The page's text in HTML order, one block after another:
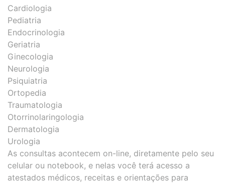
Cardiologia
Pediatria
Endocrinologia
Geriatria
Ginecologia
Neurologia
Psiquiatria
Ortopedia
Traumatologia
Otorrinolaringologia
Dermatologia
Urologia
As consultas acontecem on-line, diretamente pelo seu
celular ou notebook, e nelas você terá acesso a
atestados médicos, receitas e orientações para